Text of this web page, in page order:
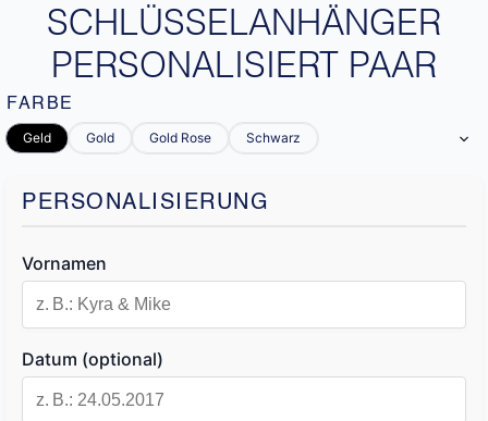
SCHLÜSSELANHÄNGER
PERSONALISIERT PAAR
FARBE
Geld Gold Gold Rose Schwarz
PERSONALISIERUNG
Vornamen
Datum (optional)